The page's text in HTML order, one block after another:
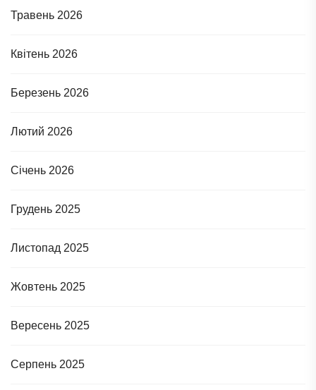
Травень 2026
Квітень 2026
Березень 2026
Лютий 2026
Січень 2026
Грудень 2025
Листопад 2025
Жовтень 2025
Вересень 2025
Серпень 2025